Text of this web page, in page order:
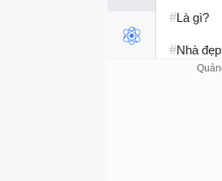
#Là gì?
#Nhà đẹp